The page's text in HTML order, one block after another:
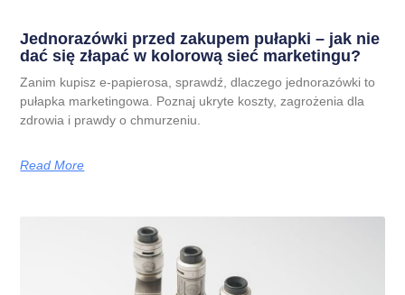
Jednorazówki przed zakupem pułapki – jak nie
dać się złapać w kolorową sieć marketingu?
Zanim kupisz e-papierosa, sprawdź, dlaczego jednorazówki to
pułapka marketingowa. Poznaj ukryte koszty, zagrożenia dla
zdrowia i prawdy o chmurzeniu.
Read More